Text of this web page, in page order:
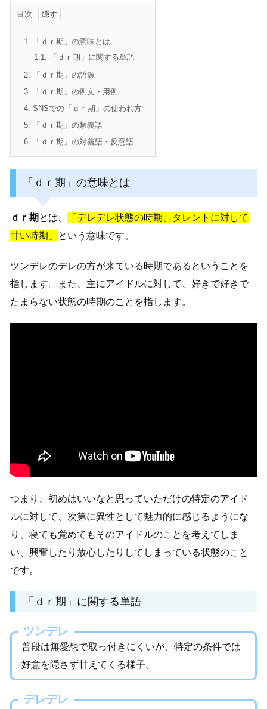
目次
1. 「ｄｒ期」の意味とは
1.1. 「ｄｒ期」に関する単語
2. 「ｄｒ期」の語源
3. 「ｄｒ期」の例文・用例
4. SNSでの「ｄｒ期」の使われ方
5. 「ｄｒ期」の類義語
6. 「ｄｒ期」の対義語・反意語
「ｄｒ期」の意味とは
ｄｒ期 とは、
「デレデレ状態の時期、タレントに対して
甘い時期」
という意味です。
ツンデレのデレの方が来ている時期であるということを
指します。また、主にアイドルに対して、好きで好きで
たまらない状態の時期のことを指します。
つまり、初めはいいなと思っていただけの特定のアイド
ルに対して、次第に異性として魅力的に感じるようにな
り、寝ても覚めてもそのアイドルのことを考えてしま
い、興奮したり放心したりしてしまっている状態のこと
です。
「ｄｒ期」に関する単語
ツンデレ
普段は無愛想で取っ付きにくいが、特定の条件では
好意を隠さず甘えてくる様子。
デレデレ